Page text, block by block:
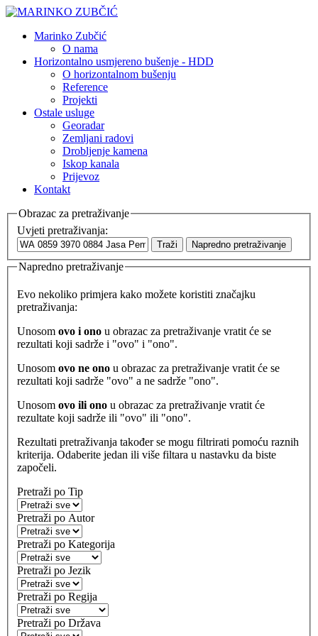
Marinko Zubčić
O nama
Horizontalno usmjereno bušenje - HDD
O horizontalnom bušenju
Reference
Projekti
Ostale usluge
Georadar
Zemljani radovi
Drobljenje kamena
Iskop kanala
Prijevoz
Kontakt
Obrazac za pretraživanje
Uvjeti pretraživanja:
Traži Napredno pretraživanje
Napredno pretraživanje
Evo nekoliko primjera kako možete koristiti značajku
pretraživanja:
Unosom ovo i ono u obrazac za pretraživanje vratit će se
rezultati koji sadrže i "ovo" i "ono".
Unosom ovo ne ono u obrazac za pretraživanje vratit će se
rezultati koji sadrže "ovo" a ne sadrže "ono".
Unosom ovo ili ono u obrazac za pretraživanje vratit će
rezultate koji sadrže ili "ovo" ili "ono".
Rezultati pretraživanja također se mogu filtrirati pomoću raznih
kriterija. Odaberite jedan ili više filtara u nastavku da biste
započeli.
Pretraži po Tip
Pretraži po Autor
Pretraži po Kategorija
Pretraži po Jezik
Pretraži po Regija
Pretraži po Država